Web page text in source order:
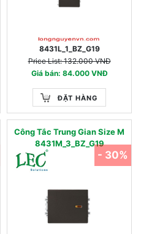
8431L_1_BZ_G19
Price List: 132.000 VNĐ
Giá bán: 84.000 VNĐ
ĐẶT HÀNG
Công Tắc Trung Gian Size M
8431M_3_BZ_G19
- 30%